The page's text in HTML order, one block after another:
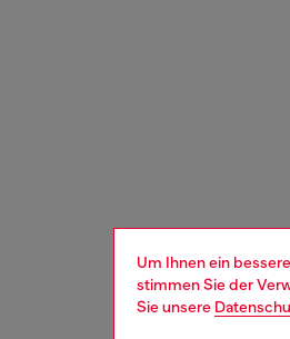
Um Ihnen ein
stimmen Sie der
Sie unsere